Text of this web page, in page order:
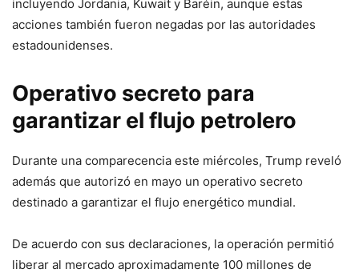
incluyendo Jordania, Kuwait y Baréin, aunque estas
acciones también fueron negadas por las autoridades
estadounidenses.
Operativo secreto para
garantizar el flujo petrolero
Durante una comparecencia este miércoles, Trump reveló
además que autorizó en mayo un operativo secreto
destinado a garantizar el flujo energético mundial.
De acuerdo con sus declaraciones, la operación permitió
liberar al mercado aproximadamente 100 millones de